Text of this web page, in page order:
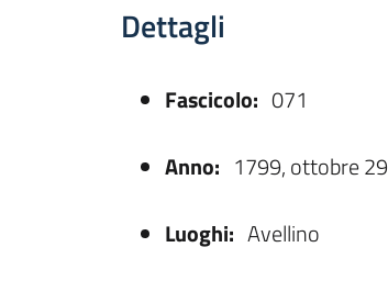
Dettagli
Fascicolo: 071
Anno: 1799, ottobre 29
Luoghi: Avellino